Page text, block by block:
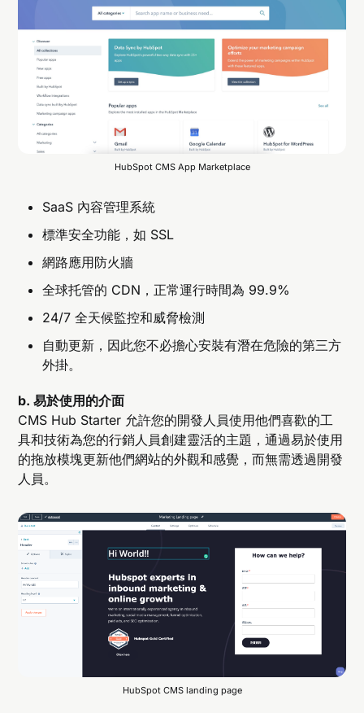
HubSpot CMS App Marketplace
SaaS 內容管理系統
標準安全功能，如 SSL
網路應用防火牆
全球托管的 CDN，正常運行時間為 99.9%
24/7 全天候監控和威脅檢測
自動更新，因此您不必擔心安裝有潛在危險的第三方
外掛。
b. 易於使用的介面
CMS Hub Starter 允許您的開發人員使用他們喜歡的工
具和技術為您的行銷人員創建靈活的主題，通過易於使用
的拖放模塊更新他們網站的外觀和感覺，而無需透過開發
人員。
HubSpot CMS landing page